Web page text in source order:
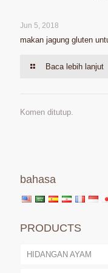
Jun 5, 2018
makan jagung gluten
Baca lebih lanjut
Komen ditutup.
bahasa
PRODUCTS
HIDANGAN AYAM